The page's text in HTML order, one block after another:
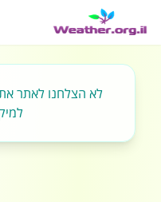
לא הצלחנו לאתר